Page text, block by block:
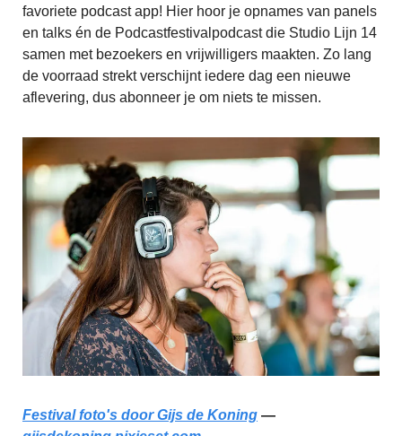
favoriete podcast app! Hier hoor je opnames van panels
en talks én de Podcastfestivalpodcast die Studio Lijn 14
samen met bezoekers en vrijwilligers maakten. Zo lang
de voorraad strekt verschijnt iedere dag een nieuwe
aflevering, dus abonneer je om niets te missen.
Festival foto's door Gijs de Koning —